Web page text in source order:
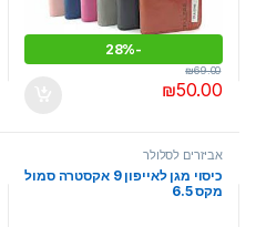
-
28%
₪50.00
₪69.00
אביזרים לסלולר
כיסוי מגן לאייפון 9 אקסטרה סמול
מקס 6.5